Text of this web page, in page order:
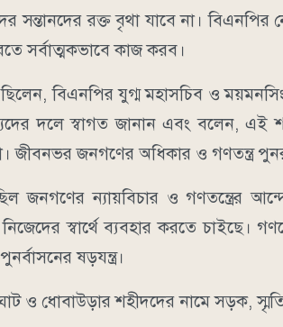
সন্তানদের রক্ত বৃথা যাবে না। বিএনপির
সর্বাত্মকভাবে কাজ করব।
ছিলেন, বিএনপির যুগ্ম মহাসচিব ও
দলে স্বাগত জানান এবং বলেন, এই
জনগণের অধিকার ও গণতন্ত্র
জনগণের ন্যায়বিচার ও গণতন্ত্রের
স্বার্থে ব্যবহার করতে চাইছে।
ষড়যন্ত্র।
ও ধোবাউড়ার শহীদদের নামে সড়ক,